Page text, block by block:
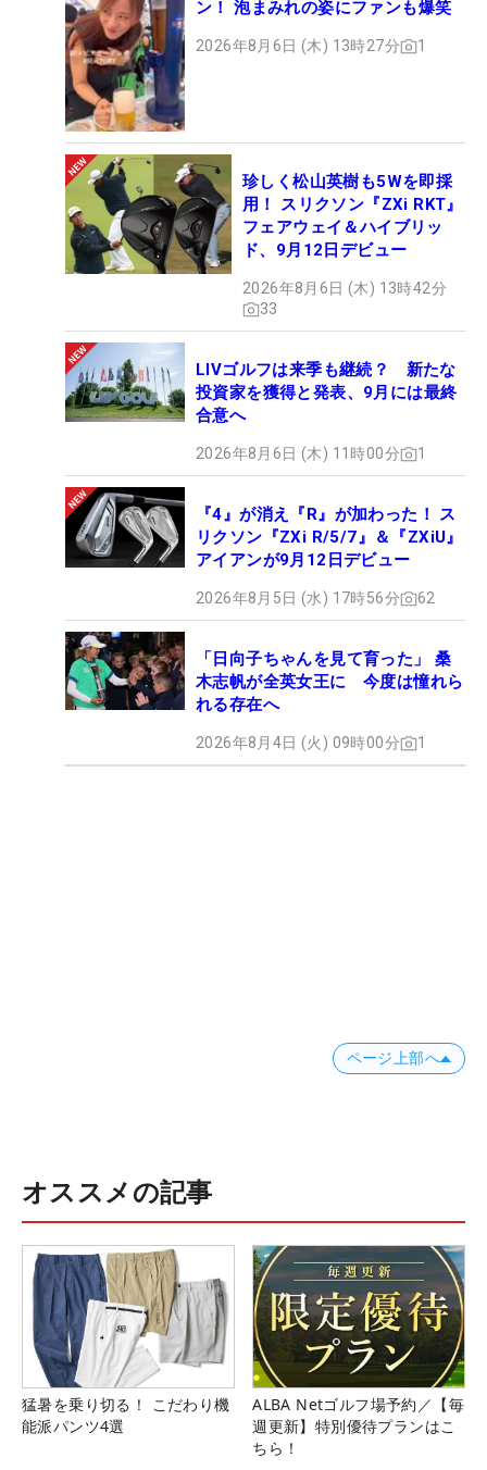
ン！ 泡まみれの姿にファンも爆笑
2026年8月6日 (木) 13時27分 1
珍しく松山英樹も5Wを即採
用！ スリクソン『ZXi RKT』
フェアウェイ＆ハイブリッ
ド、9月12日デビュー
2026年8月6日 (木) 13時42分
33
LIVゴルフは来季も継続？ 新たな
投資家を獲得と発表、9月には最終
合意へ
2026年8月6日 (木) 11時00分 1
『4』が消え『R』が加わった！ ス
リクソン『ZXi R/5/7』＆『ZXiU』
アイアンが9月12日デビュー
2026年8月5日 (水) 17時56分 62
「日向子ちゃんを見て育った」 桑
木志帆が全英女王に 今度は憧れら
れる存在へ
2026年8月4日 (火) 09時00分 1
ページ上部へ
オススメの記事
猛暑を乗り切る！ こだわり機
能派パンツ4選
ALBA Netゴルフ場予約／【毎
週更新】特別優待プランはこ
ちら！